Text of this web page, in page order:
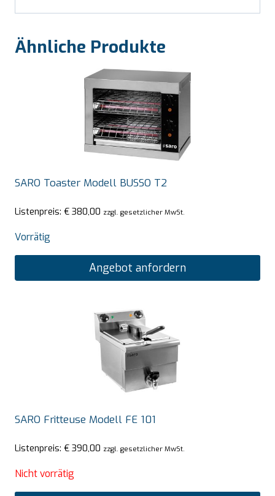
Ähnliche Produkte
SARO Toaster Modell BUSSO T2
Listenpreis: € 380,00 zzgl. gesetzlicher MwSt.
Vorrätig
Angebot anfordern
SARO Fritteuse Modell FE 101
Listenpreis: € 390,00 zzgl. gesetzlicher MwSt.
Nicht vorrätig